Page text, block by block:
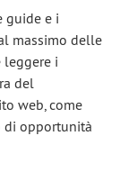
guide e i
massimo delle
leggere i
del
web, come
di opportunità